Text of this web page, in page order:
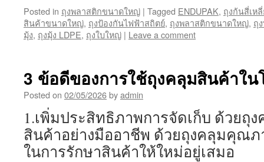
Posted in ถุงพลาสติกขนาดใหญ่ | Tagged ENDUPAK, ถุงก้นสี่เห
สินค้าขนาดใหญ่, ถุงป้องกันไฟฟ้าสถิตย์, ถุงพลาสติกขนาดใหญ่, ถุ
มุ้ง, ถุงมุ้ง LDPE, ถุงใบใหญ่ | Leave a comment
3 ข้อดีของการใช้ถุงคลุมสินค้าใน
Posted on 02/05/2026byadmin
1.เพิ่มประสิทธิภาพการจัดเก็บ ด้วยถุ
สินค้าอย่างมืออาชีพ ด้วยถุงคลุมคุณภ
ในการรักษาสินค้าให้ใหม่อยู่เสมอ